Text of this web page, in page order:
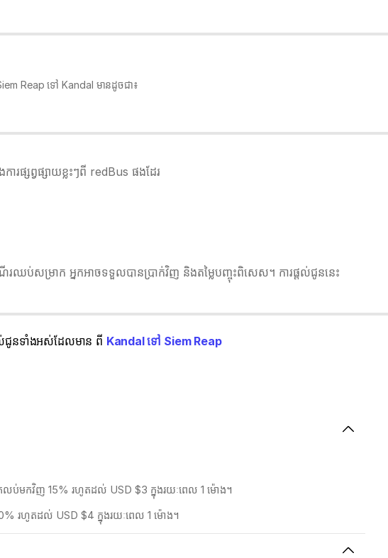
Reap ទៅ Kandal មានដូចជា៖
រផ្សព្វផ្សាយខ្លះៗពី redBus ផងដែរ
ឈប់សម្រាក អ្នកអាចទទួលបានប្រាក់វិញ និងតម្លៃបញ្ចុះពិសេស។ ការផ្តល់ជូននេះ
ល់ជូនទាំងអស់ដែលមាន ពី Kandal ទៅ Siem Reap
លប់មកវិញ 15% រហូតដល់ USD $3 ក្នុងរយៈពេល 1 ម៉ោង។
រហូតដល់ USD $4 ក្នុងរយៈពេល 1 ម៉ោង។